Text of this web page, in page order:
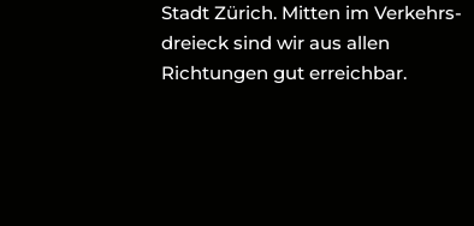
Stadt Zürich. Mitten im Verkehrs-
dreieck sind wir aus allen
Richtungen gut erreichbar.